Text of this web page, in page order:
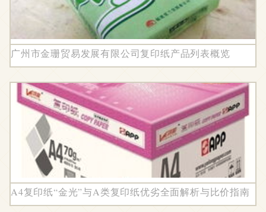
广州市金珊贸易发展有限公司复印纸产品列表概览
A4复印纸“金光”与A类复印纸优劣全面解析与比价指南